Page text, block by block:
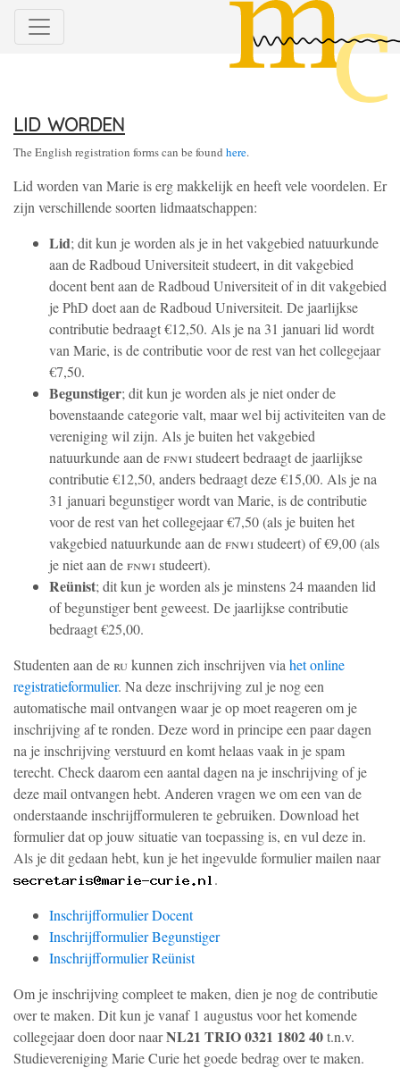
lid worden
The English registration forms can be found here.
Lid worden van Marie is erg makkelijk en heeft vele voordelen. Er
zijn verschillende soorten lidmaatschappen:
Lid; dit kun je worden als je in het vakgebied natuurkunde
aan de Radboud Universiteit studeert, in dit vakgebied
docent bent aan de Radboud Universiteit of in dit vakgebied
je PhD doet aan de Radboud Universiteit. De jaarlijkse
contributie bedraagt €12,50. Als je na 31 januari lid wordt
van Marie, is de contributie voor de rest van het collegejaar
€7,50.
Begunstiger; dit kun je worden als je niet onder de
bovenstaande categorie valt, maar wel bij activiteiten van de
vereniging wil zijn. Als je buiten het vakgebied
natuurkunde aan defnwistudeert bedraagt de jaarlijkse
contributie €12,50, anders bedraagt deze €15,00. Als je na
31 januari begunstiger wordt van Marie, is de contributie
voor de rest van het collegejaar €7,50 (als je buiten het
vakgebied natuurkunde aan defnwistudeert) of €9,00 (als
je niet aan defnwistudeert).
Reünist; dit kun je worden als je minstens 24 maanden lid
of begunstiger bent geweest. De jaarlijkse contributie
bedraagt €25,00.
Studenten aan derukunnen zich inschrijven via het online
registratieformulier. Na deze inschrijving zul je nog een
automatische mail ontvangen waar je op moet reageren om je
inschrijving af te ronden. Deze word in principe een paar dagen
na je inschrijving verstuurd en komt helaas vaak in je spam
terecht. Check daarom een aantal dagen na je inschrijving of je
deze mail ontvangen hebt. Anderen vragen we om een van de
onderstaande inschrijfformuleren te gebruiken. Download het
formulier dat op jouw situatie van toepassing is, en vul deze in.
Als je dit gedaan hebt, kun je het ingevulde formulier mailen naar
.
Inschrijfformulier Docent
Inschrijfformulier Begunstiger
Inschrijfformulier Reünist
Om je inschrijving compleet te maken, dien je nog de contributie
over te maken. Dit kun je vanaf 1 augustus voor het komende
collegejaar doen door naarNL21 TRIO 0321 1802 40t.n.v.
Studievereniging Marie Curie het goede bedrag over te maken.